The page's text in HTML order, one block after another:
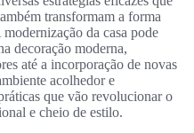
transformam a forma
da casa pode
decoração moderna,
até a incorporação de novas
acolhedor e
que vão revolucionar o
e cheio de estilo.